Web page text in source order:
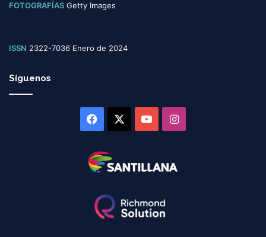
FOTOGRAFÍAS Getty Images
ISSN 2322-7036 Enero de 2024
Síguenos
Facebook YouTubeInstagram